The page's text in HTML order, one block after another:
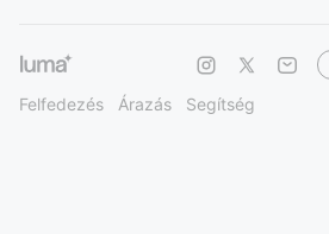
Felfedezés Árazás Segítség